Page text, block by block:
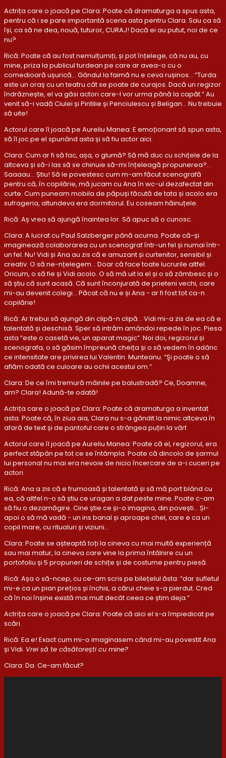
Actrița care o joacă pe Clara: Poate că dramaturga a spus asta,
pentru că i se pare importantă scena asta pentru Clara. Sau ca să
își, ca să ne dea, nouă, tuturor, CURAJ! Dacă ei au putut, noi de ce
nu?
Rică: Poate că au fost nemulțumiți, și pot înțelege, că nu au, cu
mine, priza la publicul turdean pe care ar avea-o cu o
comedioară ușurică… Gândul la faimă nu e ceva rușinos… “Turda
este un oraș cu un teatru cât se poate de curajos. Dacă un regizor
îndrăznește, el va găsi actori care-l vor urma până la capăt.” Au
venit să-i vadă Ciulei și Pintilie și Penciulescu și Beligan… Nu trebuie
să uite!
Actorul care îl joacă pe Aureliu Manea: E emoționant să spun asta,
să îl joc pe el spunând asta și să fiu actor aici.
Clara: Cum ar fi să fac, așa, o glumă? Să mă duc cu schițele de la
altceva și să-i las să se chinuie să-mi înțeleagă propunerea?...
Saaaau… Știu! Să le povestesc cum m-am făcut scenografă
pentru că, în copilărie, mă jucam cu Ana în wc-ul dezafectat din
curte. Cum puneam mobila de păpuși făcută de tata și acolo era
sufrageria, altundeva era dormitorul. Eu coseam hăinuțele.
Rică: Aș vrea să ajungă înaintea lor. Să apuc să o cunosc.
Clara: A lucrat cu Paul Salzberger până acuma. Poate că-și
imaginează colaborarea cu un scenograf într-un fel și numai într-
un fel. Nu! Vidi și Ana au zis că e amuzant și curtenitor, sensibil și
creativ. O să ne-nțelegem… Doar că face toate lucrurile altfel.
Oricum, o să fie și Vidi acolo. O să mă uit la el și o să zâmbesc și o
să știu că sunt acasă. Că sunt înconjurată de prieteni vechi, care
mi-au devenit colegi… Păcat că nu e și Ana - ar fi fost tot ca-n
copilărie!
Rică: Ar trebui să ajungă din clipă-n clipă… Vidi mi-a zis de ea că e
talentată și deschisă. Sper să intrăm amândoi repede în joc. Piesa
asta “este o casetă vie, un aparat magic”. Noi doi, regizorul și
scenografa, o să găsim împreună cheița și o să vedem în adânc
ce intensitate are privirea lui Valentin Munteanu. “Şi poate o să
aflăm odată ce culoare au ochii acestui om.”
Clara: De ce îmi tremură mâinile pe balustradă? Ce, Doamne,
am? Clara! Adună-te odată!
Actrița care o joacă pe Clara: Poate că dramaturga a inventat
asta. Poate că, în ziua aia, Clara nu s-a gândit la nimic altceva în
afară de text și de pantoful care o strângea puțin la vârf.
Actorul care îl joacă pe Aureliu Manea: Poate că el, regizorul, era
perfect stăpân pe tot ce se întâmpla. Poate că dincolo de șarmul
lui personal nu mai era nevoie de nicio încercare de a-i cuceri pe
actori.
Rică: Ana a zis că e frumoasă și talentată și să mă port blând cu
ea, că altfel n-o să știu ce uragan a dat peste mine. Poate c-am
să fiu o dezamăgire. Cine știe ce și-o imagina, din povești… Și-
apoi o să mă vadă - un ins banal și aproape chel, care e ca un
copil mare, cu ritualuri și viziuni…
Clara: Poate se așteaptă toți la cineva cu mai multă experiență
sau mai matur, la cineva care vine la prima întâlnire cu un
portofoliu și 5 propuneri de schițe și de costume pentru piesă.
Rică: Așa o să-ncep, cu ce-am scris pe bilețelul ăsta: “dar sufletul
mi-e ca un pian prețios și închis, a cărui cheie s-a pierdut. Cred
că în noi înșine există mai mult decât ceea ce știm deja.”
Actrița care o joacă pe Clara: Poate că aici el s-a împiedicat pe
scări.
Rică: Ea e! Exact cum mi-o imaginasem când mi-au povestit Ana
și Vidi. Vrei să te căsătorești cu mine?
Clara: Da. Ce-am făcut?